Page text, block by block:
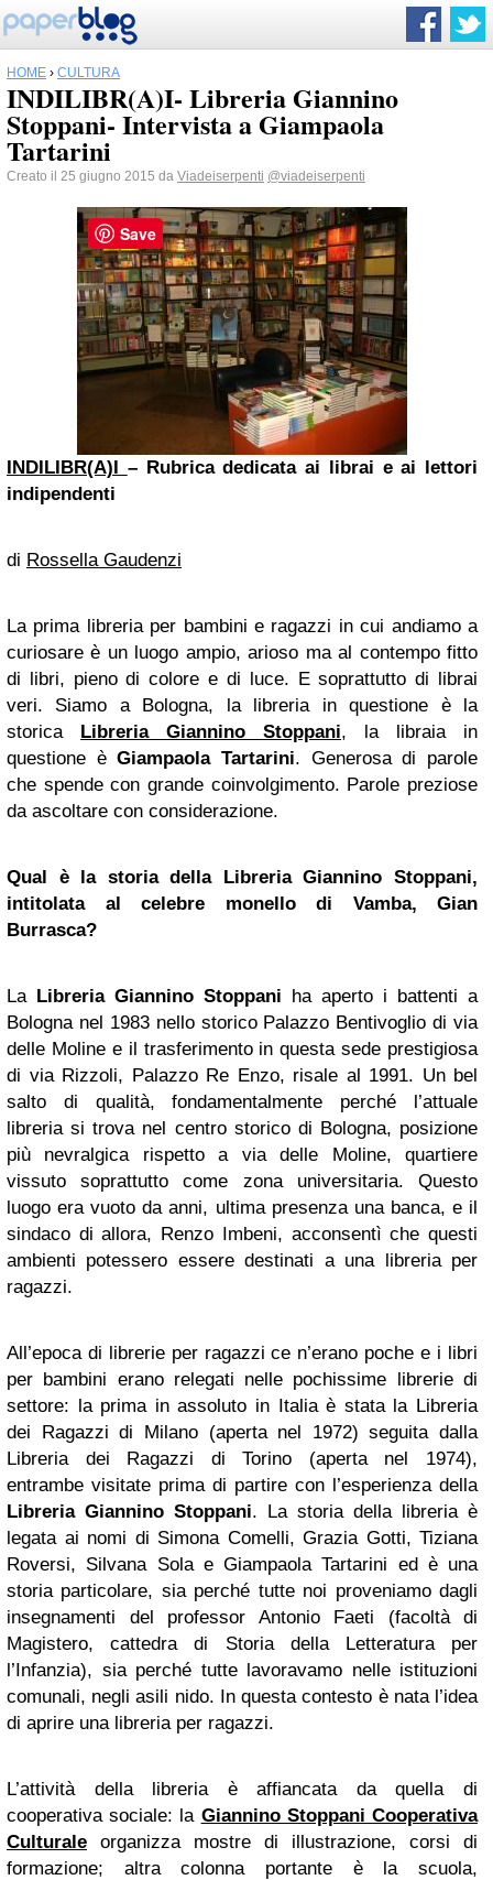
HOME › CULTURA
INDILIBR(A)I- Libreria Giannino
Stoppani- Intervista a Giampaola
Tartarini
Creato il 25 giugno 2015 da Viadeiserpenti @viadeiserpenti
INDILIBR(A)I – Rubrica dedicata ai librai e ai lettori
indipendenti
di Rossella Gaudenzi
La prima libreria per bambini e ragazzi in cui andiamo a
curiosare è un luogo ampio, arioso ma al contempo fitto
di libri, pieno di colore e di luce. E soprattutto di librai
veri. Siamo a Bologna, la libreria in questione è la
storica Libreria Giannino Stoppani, la libraia in
questione èGiampaola Tartarini. Generosa di parole
che spende con grande coinvolgimento. Parole preziose
da ascoltare con considerazione.
Qual è la storia della Libreria Giannino Stoppani,
intitolata al celebre monello di Vamba, Gian
Burrasca?
La Libreria Giannino Stoppani ha aperto i battenti a
Bologna nel 1983 nello storico Palazzo Bentivoglio di via
delle Moline e il trasferimento in questa sede prestigiosa
di via Rizzoli, Palazzo Re Enzo, risale al 1991. Un bel
salto di qualità, fondamentalmente perché l’attuale
libreria si trova nel centro storico di Bologna, posizione
più nevralgica rispetto a via delle Moline, quartiere
vissuto soprattutto come zona universitaria. Questo
luogo era vuoto da anni, ultima presenza una banca, e il
sindaco di allora, Renzo Imbeni, acconsentì che questi
ambienti potessero essere destinati a una libreria per
ragazzi.
All’epoca di librerie per ragazzi ce n’erano poche e i libri
per bambini erano relegati nelle pochissime librerie di
settore: la prima in assoluto in Italia è stata la Libreria
dei Ragazzi di Milano (aperta nel 1972) seguita dalla
Libreria dei Ragazzi di Torino (aperta nel 1974),
entrambe visitate prima di partire con l’esperienza della
Libreria Giannino Stoppani. La storia della libreria è
legata ai nomi di Simona Comelli, Grazia Gotti, Tiziana
Roversi, Silvana Sola e Giampaola Tartarini ed è una
storia particolare, sia perché tutte noi proveniamo dagli
insegnamenti del professor Antonio Faeti (facoltà di
Magistero, cattedra di Storia della Letteratura per
l’Infanzia), sia perché tutte lavoravamo nelle istituzioni
comunali, negli asili nido. In questa contesto è nata l’idea
di aprire una libreria per ragazzi.
L’attività della libreria è affiancata da quella di
cooperativa sociale: la Giannino Stoppani Cooperativa
Culturale organizza mostre di illustrazione, corsi di
formazione; altra colonna portante è la scuola,
Save